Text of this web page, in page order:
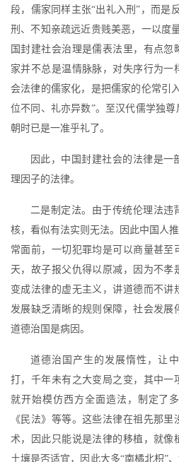
段，儒家同样主张“出礼入刑”，而是
刑、不知亲疏远近贵贱美恶，一以度
国封建社会治理是儒表法里，有点
家并不总是温情脉脉，对失序行为一
会法律的儒家化，是把儒家的伦常引
位不同、礼亦异数”。至汉代儒学独
朝时已是一准乎礼了。
因此，中国封建社会的法律是
理因子的法律。
二是制定法。由于传统伦理法违
核，看似有法实则无法。因此中国人
常面前，一切犯罪均是可以商量甚至
天，故子报父仇得以原减，因为不孝
变成法律的虚无主义，讲道德而不讲
发展缺乏清晰的规则保障，社会发展
道德治国是病因。
道德治国产生的发展惰性，让
打，千年未有之大变局之变，其中一
就开始模仿西方全面造法，制定了
《民法》等等。这些法律在祖先那
术，因此只能说是法律的移植，就像
土壤是否适宜，因此大多“南橘北枳”